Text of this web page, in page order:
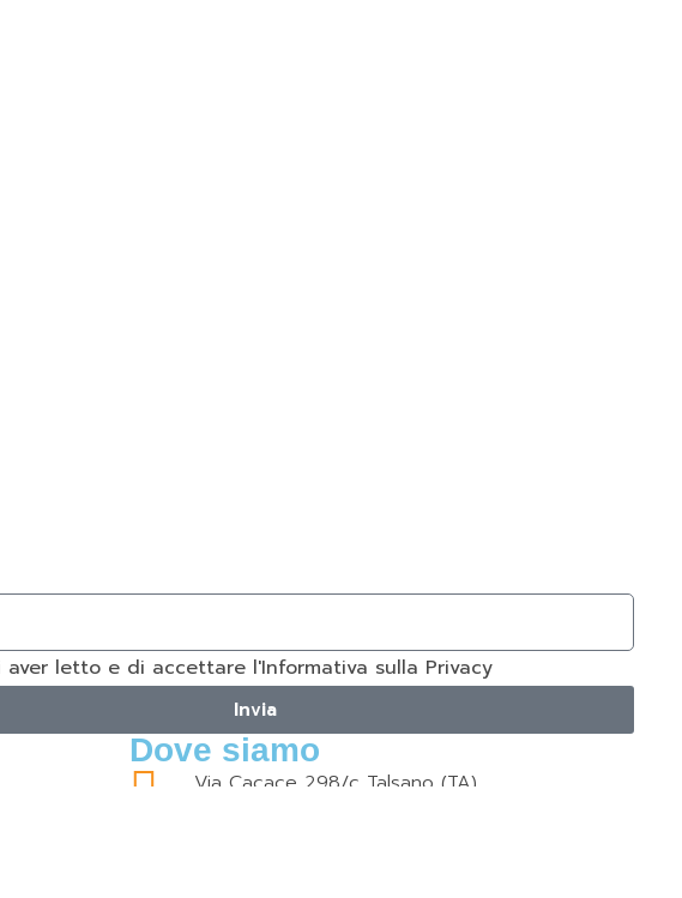
aver letto e di accettare l'Informativa sulla Privacy
Invia
Dove siamo
Via Cacace 298/c Talsano (TA)